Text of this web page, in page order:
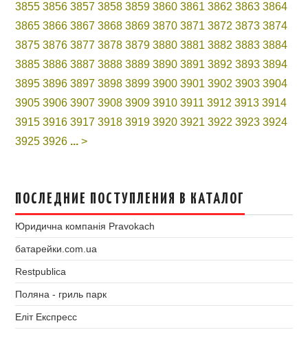
3855 3856 3857 3858 3859 3860 3861 3862 3863 3864
3865 3866 3867 3868 3869 3870 3871 3872 3873 3874
3875 3876 3877 3878 3879 3880 3881 3882 3883 3884
3885 3886 3887 3888 3889 3890 3891 3892 3893 3894
3895 3896 3897 3898 3899 3900 3901 3902 3903 3904
3905 3906 3907 3908 3909 3910 3911 3912 3913 3914
3915 3916 3917 3918 3919 3920 3921 3922 3923 3924
3925 3926 ... >
ПОСЛЕДНИЕ ПОСТУПЛЕНИЯ В КАТАЛОГ
Юридична компанія Pravokach
батарейки.com.ua
Restpublica
Поляна - гриль парк
Еліт Експресс